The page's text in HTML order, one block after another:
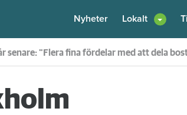
Nyheter Lokalt
senare: "Flera fina fördelar med att dela